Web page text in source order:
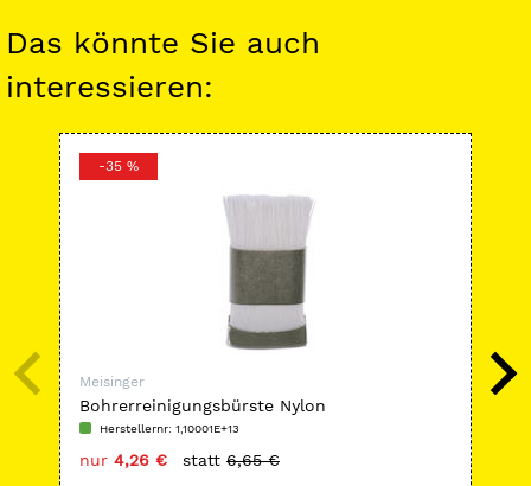
Das könnte Sie auch
interessieren:
-35 %
Meisinger
Bohrerreinigungsbürste Nylon
Herstellernr: 1,10001E+13
nur 4,26 € statt 6,65 €